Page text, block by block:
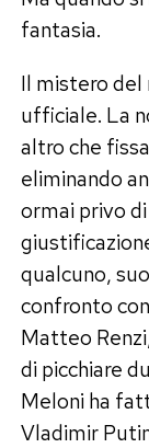
fantasia.
Il mistero del
ufficiale. La
altro che
eliminando
ormai privo
qualcuno,
confronto
Matteo
di picchiare
Meloni ha
Vladimir